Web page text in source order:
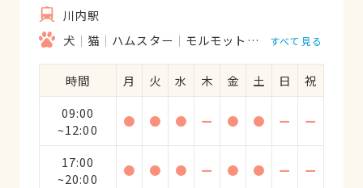
川内駅
犬
猫 ハムスター モルモット フェレット
すべて見る
時間 月 火 水 木 金 土 日
祝
09:00
~12:00
● ● ● ー ● ● ー ー
17:00
~20:00
● ● ● ー ● ● ー ー